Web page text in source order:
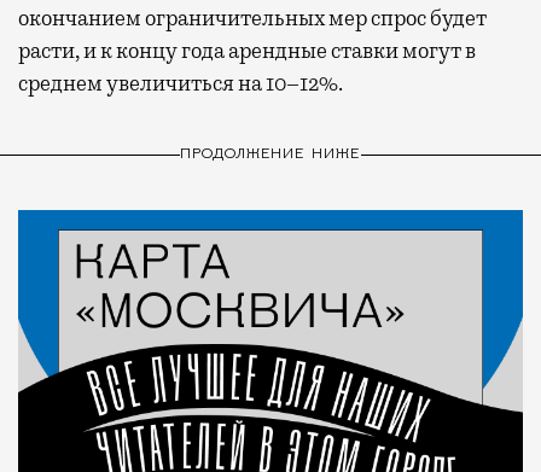
окончанием ограничительных мер спрос будет
расти, и к концу года арендные ставки могут в
среднем увеличиться на 10–12%.
ПРОДОЛЖЕНИЕ НИЖЕ